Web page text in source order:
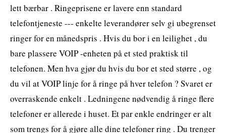
lett bærbar . Ringeprisene er lavere enn standard
telefontjeneste --- enkelte leverandører selv gi ubegrenset
ringer for en månedspris . Hvis du bor i en leilighet , du
bare plassere VOIP -enheten på et sted praktisk til
telefonen. Men hva gjør du hvis du bor et sted større , og
du vil at VOIP linje for å ringe på hver telefon ? Svaret er
overraskende enkelt . Ledningene nødvendig å ringe flere
telefoner er allerede i huset. Et par enkle endringer er alt
som trengs for å gjøre alle dine telefoner ring . Du trenger